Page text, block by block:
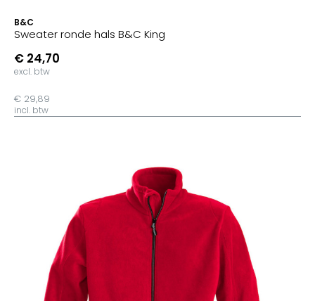
B&C
Sweater ronde hals B&C King
€ 24,70
excl. btw
€ 29,89
incl. btw